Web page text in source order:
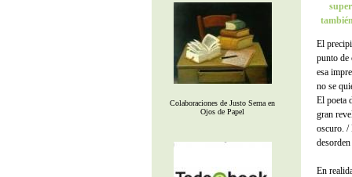
Colaboraciones de Justo Serna en
Ojos de Papel
El
punto de
esa
no se
El poeta
gran
oscuro. /
En